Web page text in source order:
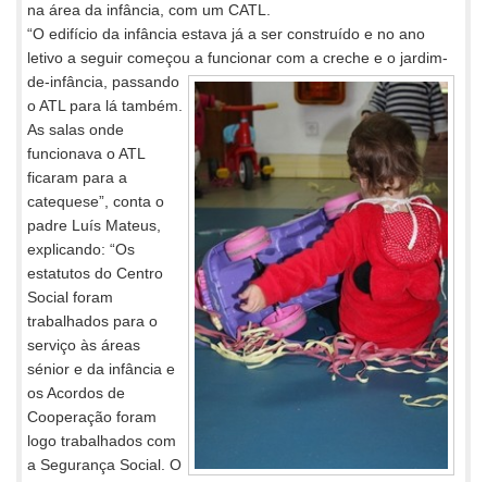
na área da infância, com um CATL.
“O edifício da infância estava já a ser construído e no ano
letivo a seguir começou a funcionar com a creche e o jardim-
de-infância, passando
o ATL para lá também.
As salas onde
funcionava o ATL
ficaram para a
catequese”, conta o
padre Luís Mateus,
explicando: “Os
estatutos do Centro
Social foram
trabalhados para o
serviço às áreas
sénior e da infância e
os Acordos de
Cooperação foram
logo trabalhados com
a Segurança Social. O